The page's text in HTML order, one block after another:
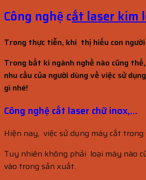
Công nghệ cắt laser kim
Trong thực tiễn, khi thị hiếu con
Trong bất kì ngành nghề nào cũng
nhu cầu của người dùng về việc sử
gì nhé!
Công nghệ cắt laser chữ inox,…
Hiện nay, việc sử dụng máy cắt
Tuy nhiên không phải loại máy nào
vào trong sản xuất.